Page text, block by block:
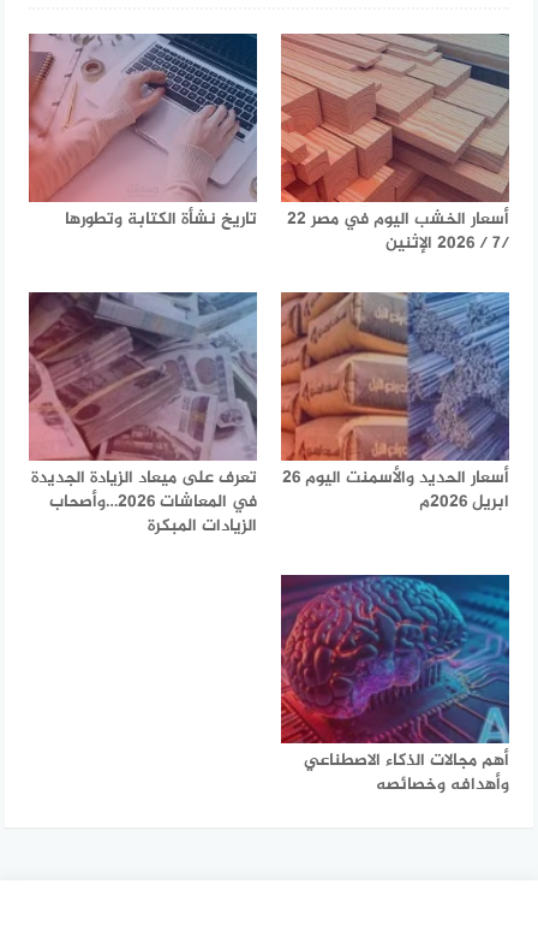
أسعار الخشب اليوم في مصر 22
/7 / 2026 الإثنين
تاريخ نشأة الكتابة وتطورها
أسعار الحديد والأسمنت اليوم 26
ابريل 2026م
تعرف على ميعاد الزيادة الجديدة
في المعاشات 2026…وأصحاب
الزيادات المبكرة
أهم مجالات الذكاء الاصطناعي
وأهدافه وخصائصه